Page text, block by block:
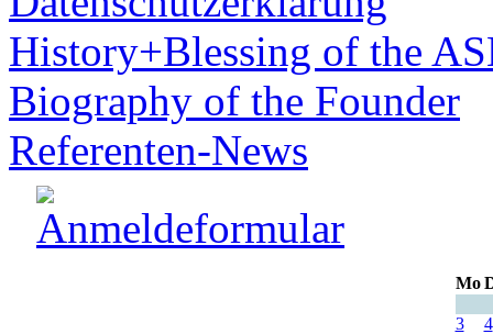
History+Blessing of the
Biography of the Founder
Referenten-News
Mo
3
4